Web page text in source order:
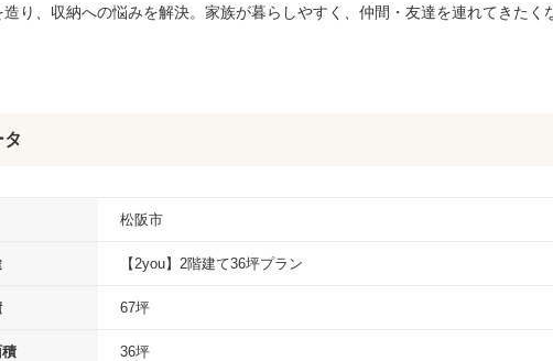
造り、収納への悩みを解決。家族が暮らしやすく、仲間・友達を連れてきたく
松阪市
【2you】2階建て36坪プラン
67坪
36坪